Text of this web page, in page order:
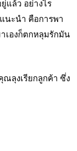
แล้ว อย่างไร
นะนำ คือการพา
เองก็ตกหลุมรักมัน
ลุงเรียกลูกค้า ซึ่ง